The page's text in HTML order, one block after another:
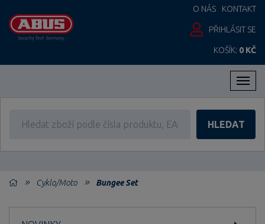
O NÁS KONTAKT
PŘIHLÁSIT SE
KOŠÍK: 0 KČ
HLEDAT
Cyklo/Moto Bungee Set